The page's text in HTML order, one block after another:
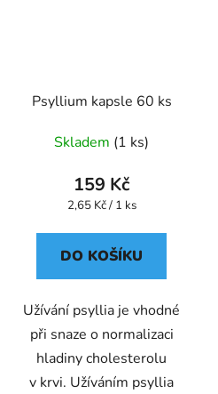
Psyllium kapsle 60 ks
Skladem (1 ks)
159 Kč
Měrná
2,65 Kč / 1 ks
DO KOŠÍKU
Užívání psyllia je vhodné
při snaze o normalizaci
hladiny cholesterolu
v krvi. Užíváním psyllia